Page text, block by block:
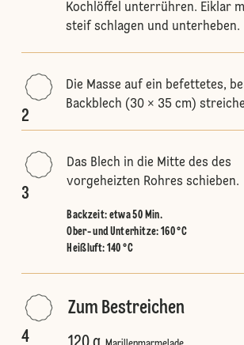
Kochlöffel unterrühren. Eiklar
steif schlagen und unterheben.
2
Die Masse auf ein befettetes,
Backblech (30 × 35 cm)
3
Das Blech in die Mitte des des
vorgeheizten Rohres schieben.
Backzeit: etwa 50 Min.
Ober- und Unterhitze: 160 °C
Heißluft: 140 °C
4
Zum Bestreichen